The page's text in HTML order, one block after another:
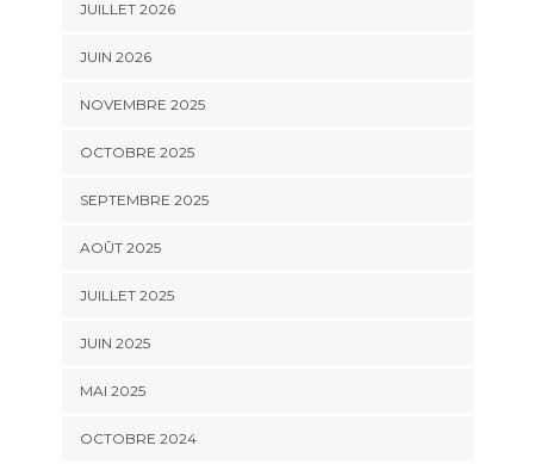
JUILLET 2026
JUIN 2026
NOVEMBRE 2025
OCTOBRE 2025
SEPTEMBRE 2025
AOÛT 2025
JUILLET 2025
JUIN 2025
MAI 2025
OCTOBRE 2024